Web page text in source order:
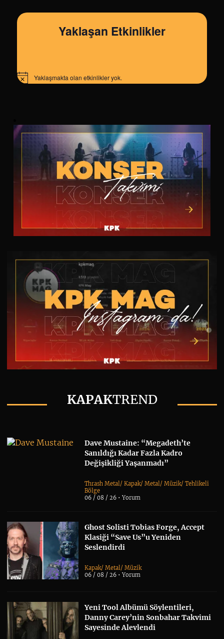
Yaklaşan Etkinlikler
Notice Yaklaşmakta olan etkinlikler yok.
KAPAKTREND
Dave Mustaine: “Megadeth’te
Sanıldığı Kadar Fazla Kadro
Değişikliği Yaşanmadı”
Thrash Metal/Kapak/Metal/Müzik/Tehlikeli
Bölge
06 / 08 / 26 •Yorum
Ghost Solisti Tobias Forge, Accept
Klasiği “Save Us”u Yeniden
Seslendirdi
Kapak/Metal/Müzik
06 / 08 / 26 •Yorum
Yeni Tool Albümü Söylentileri,
Danny Carey’nin Sonbahar Takvimi
Sayesinde Alevlendi